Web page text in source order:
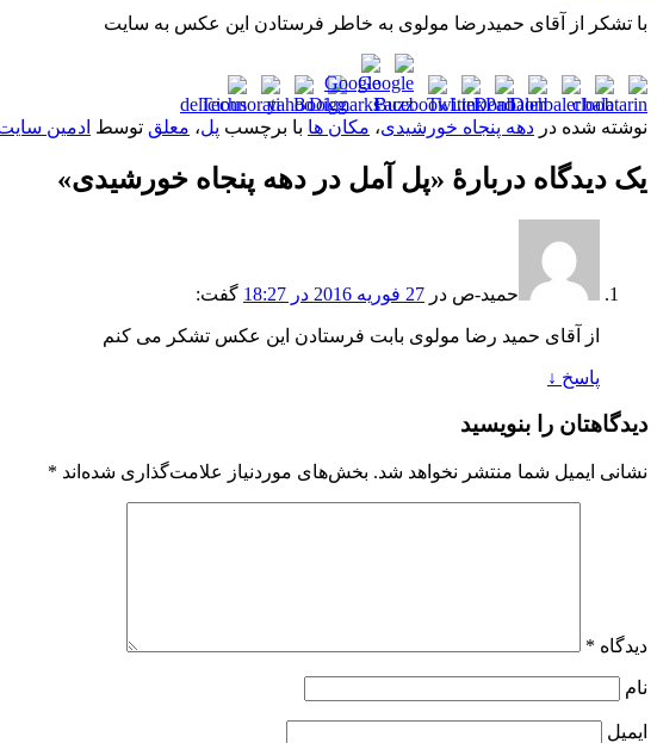
با تشکر از آقای حمیدرضا مولوی به خاطر فرستادن این عکس به سایت
نوشته شده در دهه پنجاه خورشیدی، مکان ها با برچسب پل، معلق توسط ادمین
یک دیدگاه دربارهٔ «پل آمل در دهه پنجاه خورشیدی»
حمید-ص در 27 فوریه 2016 در 18:27 گفت:
از آقای حمید رضا مولوی بابت فرستادن این عکس تشکر می کنم
پاسخ ↓
دیدگاهتان را بنویسید
نشانی ایمیل شما منتشر نخواهد شد. بخش‌های موردنیاز علامت‌گذاری شده‌اند *
دیدگاه *
نام
ایمیل